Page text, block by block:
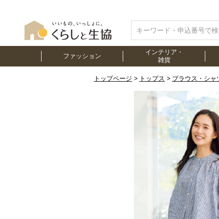
ファッション
インテリア・
雑貨
トップページ トップス ブラウス・シャ